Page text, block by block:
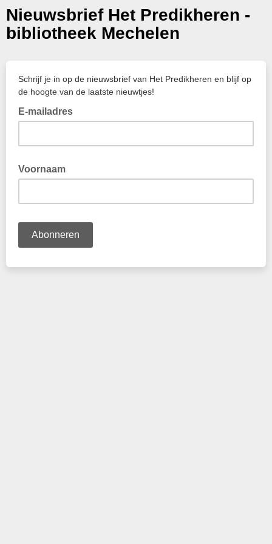
Nieuwsbrief Het Predikheren -
bibliotheek Mechelen
Schrijf je in op de nieuwsbrief van Het Predikheren en blijf op
de hoogte van de laatste nieuwtjes!
E-mailadres
Voornaam